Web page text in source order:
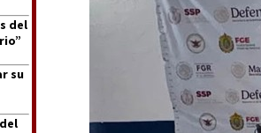
del
su